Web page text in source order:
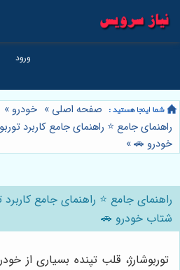
صفحه اصلی » خودرو »
راهنمای جامع ⭐️ راهنمای جامع کاربرد
خودرو 🚗»
راهنمای جامع ⭐️ راهنمای جامع
شتاب خودرو 🚗
توربوشارژ، قلب تپنده بسیاری از